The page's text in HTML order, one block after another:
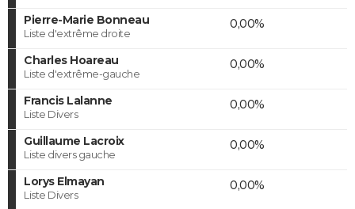
Pierre-Marie Bonneau
Liste d'extrême droite
0,00%
Charles Hoareau
Liste d'extrême-gauche
0,00%
Francis Lalanne
Liste Divers
0,00%
Guillaume Lacroix
Liste divers gauche
0,00%
Lorys Elmayan
Liste Divers
0,00%